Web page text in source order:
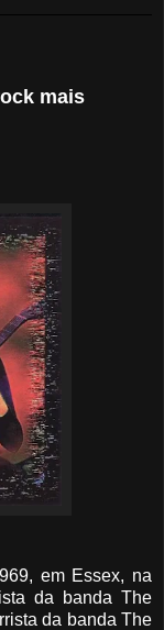
mais
em Essex, na
da banda The
da banda The